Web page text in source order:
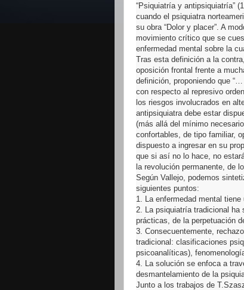
“Psiquiatría y antipsiquiatría”
cuando el psiquiatra
su obra “Dolor y placer”. A
movimiento crítico que se
enfermedad mental sobre la
Tras esta definición a la
oposición frontal frente a
definición, proponiendo que
con respecto al represivo
los riesgos involucrados en
antipsiquiatra debe estar
(más allá del mínimo
confortables, de tipo familiar,
dispuesto a ingresar en su
que si así no lo hace, no
la revolución permanente, de
Según Vallejo, podemos
siguientes puntos:
1. La enfermedad mental tiene
2. La psiquiatría tradicional
prácticas, de la perpetuación
3. Consecuentemente,
tradicional: clasificaciones
psicoanalíticas),
4. La solución se enfoca a
desmantelamiento de la
Junto a los trabajos de